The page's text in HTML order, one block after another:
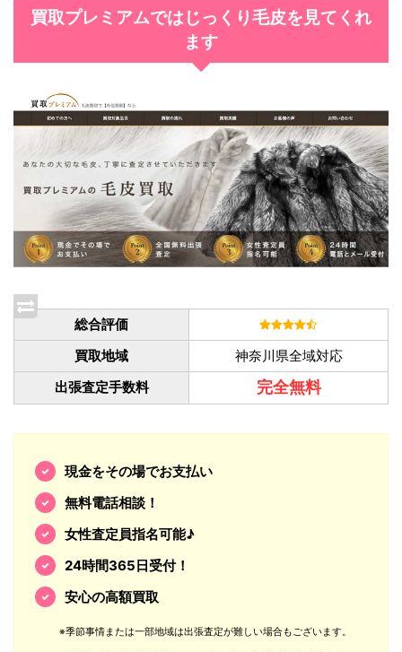
買取プレミアムではじっくり毛皮を見てくれ
ます
総合評価
買取地域
神奈川県全域対応
出張査定手数料
完全無料
現金をその場でお支払い
無料電話相談！
女性査定員指名可能♪
24時間365日受付！
安心の高額買取
※季節事情または一部地域は出張査定が難しい場合もございます。